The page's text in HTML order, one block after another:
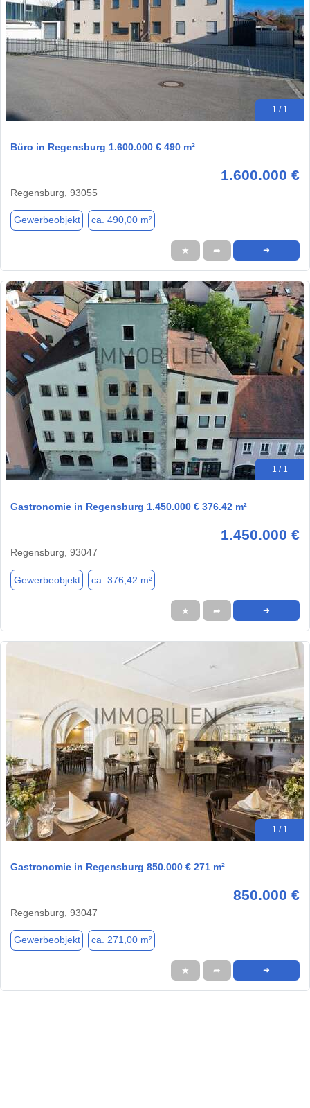
1 / 1
Büro in Regensburg 1.600.000 € 490 m²
1.600.000 €
Regensburg, 93055
Gewerbeobjekt ca. 490,00 m²
★ ➦ ➜
1 / 1
Gastronomie in Regensburg 1.450.000 € 376.42 m²
1.450.000 €
Regensburg, 93047
Gewerbeobjekt ca. 376,42 m²
★ ➦ ➜
1 / 1
Gastronomie in Regensburg 850.000 € 271 m²
850.000 €
Regensburg, 93047
Gewerbeobjekt ca. 271,00 m²
★ ➦ ➜